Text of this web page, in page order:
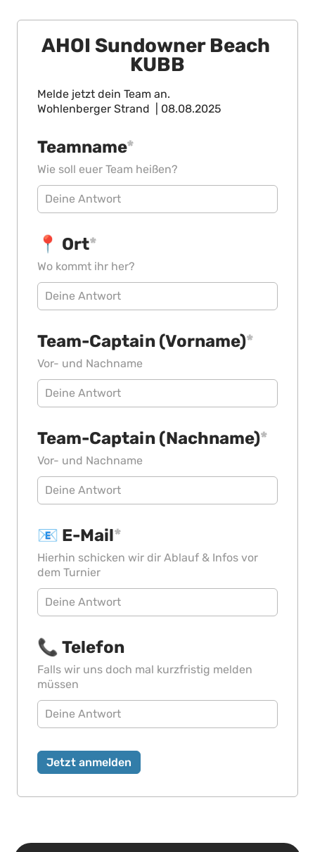
AHOI Sundowner Beach
KUBB
Melde jetzt dein Team an.
Wohlenberger Strand  | 08.08.2025
Teamname*
Wie soll euer Team heißen?
📍 Ort*
Wo kommt ihr her?
Team-Captain (Vorname)*
Vor- und Nachname
Team-Captain (Nachname)*
Vor- und Nachname
📧 E-Mail*
Hierhin schicken wir dir Ablauf & Infos vor
dem Turnier
📞 Telefon
Falls wir uns doch mal kurzfristig melden
müssen
Jetzt anmelden